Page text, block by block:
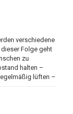
verschiedene
Folge geht
zu
halten –
lüften –